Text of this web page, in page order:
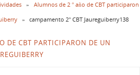
»
Alumnos de 2 ° año de CBT participaron
» campamento 2° CBT Jaureguiberry138
DE CBT PARTICIPARON DE UN